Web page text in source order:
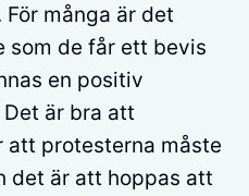
många är det
som de får ett bevis
en positiv
Det är bra att
protesterna måste
det är att hoppas att